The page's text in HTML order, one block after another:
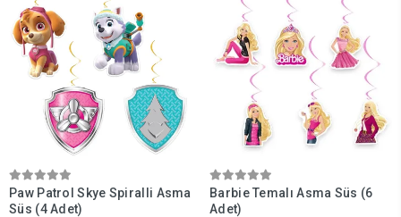
Paw Patrol Skye Spiralli Asma
Süs (4 Adet)
Barbie Temalı Asma Süs (6
Adet)